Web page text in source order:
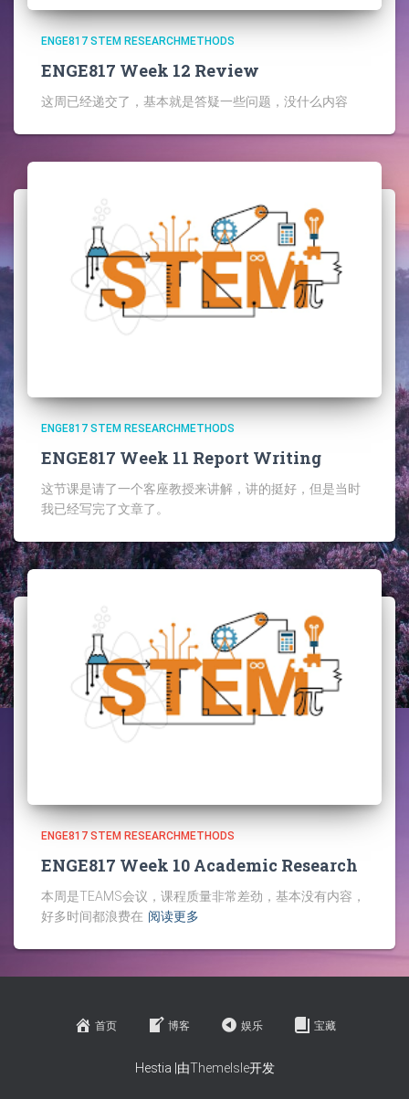
ENGE817 STEM RESEARCHMETHODS
ENGE817 Week 12 Review
这周已经递交了，基本就是答疑一些问题，没什么内容
ENGE817 STEM RESEARCHMETHODS
ENGE817 Week 11 Report Writing
这节课是请了一个客座教授来讲解，讲的挺好，但是当时
我已经写完了文章了。
ENGE817 STEM RESEARCHMETHODS
ENGE817 Week 10 Academic Research
本周是TEAMS会议，课程质量非常差劲，基本没有内容，
好多时间都浪费在 阅读更多
首页 博客 娱乐 宝藏
Hestia |由ThemeIsle开发